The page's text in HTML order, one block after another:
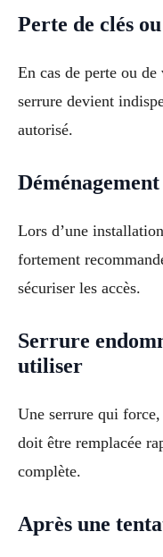
Perte de clés
En cas de perte ou
serrure devient
autorisé.
Lors d’une
fortement
sécuriser les accès.
Serrure
utiliser
Une serrure qui
doit être remplacée
complète.
Après une